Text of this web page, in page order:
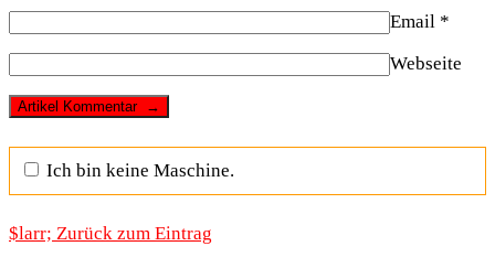
Email *
Webseite
Ich bin keine Maschine.
$larr; Zurück zum Eintrag